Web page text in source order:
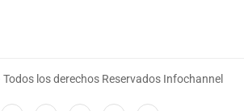
los derechos Reservados Infochannel